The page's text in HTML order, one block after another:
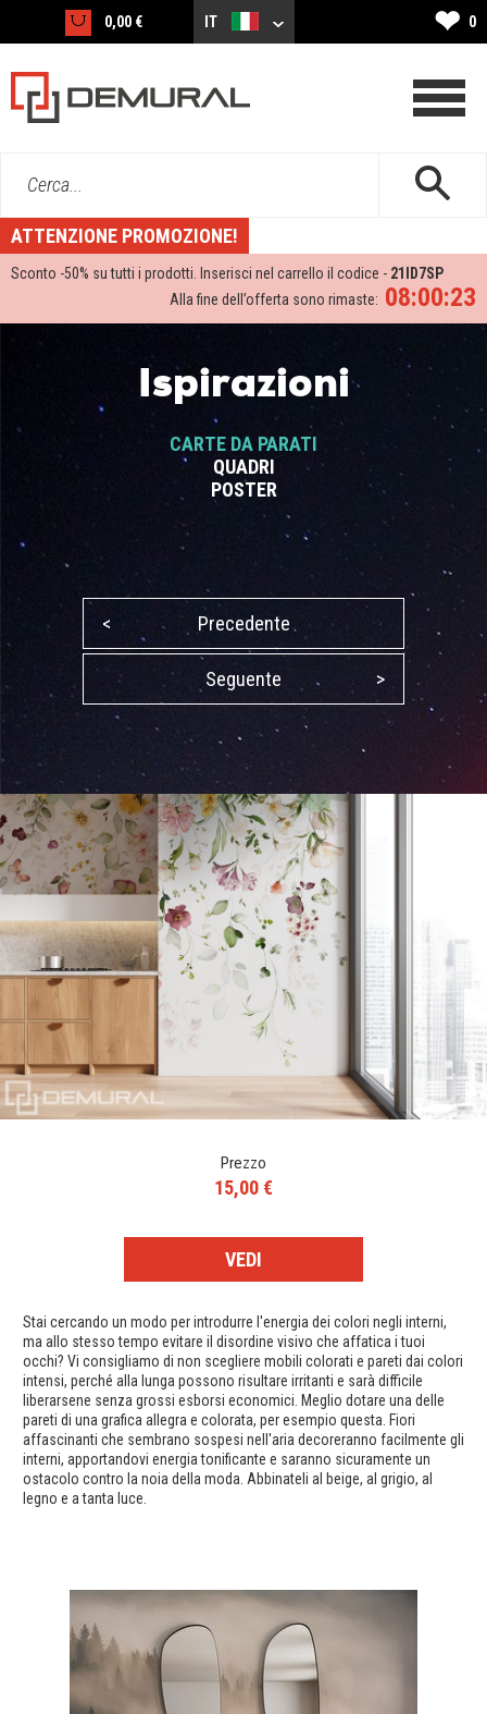
0,00 € IT ❤ 0
Cerca...
ATTENZIONE PROMOZIONE!
Sconto -50% su tutti i prodotti. Inserisci nel carrello il codice - 21ID7SP
08:00:23
Alla fine dell’offerta sono rimaste:
Ispirazioni
CARTE DA PARATI
QUADRI
POSTER
< Precedente
Seguente >
Prezzo
15,00 €
VEDI
Stai cercando un modo per introdurre l'energia dei colori negli interni,
ma allo stesso tempo evitare il disordine visivo che affatica i tuoi
occhi? Vi consigliamo di non scegliere mobili colorati e pareti dai colori
intensi, perché alla lunga possono risultare irritanti e sarà difficile
liberarsene senza grossi esborsi economici. Meglio dotare una delle
pareti di una grafica allegra e colorata, per esempio questa. Fiori
affascinanti che sembrano sospesi nell'aria decoreranno facilmente gli
interni, apportandovi energia tonificante e saranno sicuramente un
ostacolo contro la noia della moda. Abbinateli al beige, al grigio, al
legno e a tanta luce.